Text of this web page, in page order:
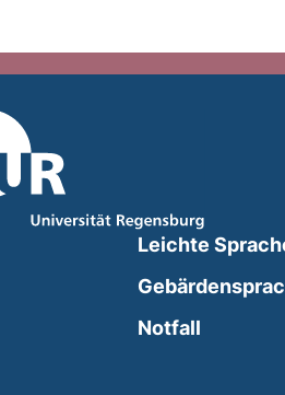
opens in a new window)
Leichte
Notfall